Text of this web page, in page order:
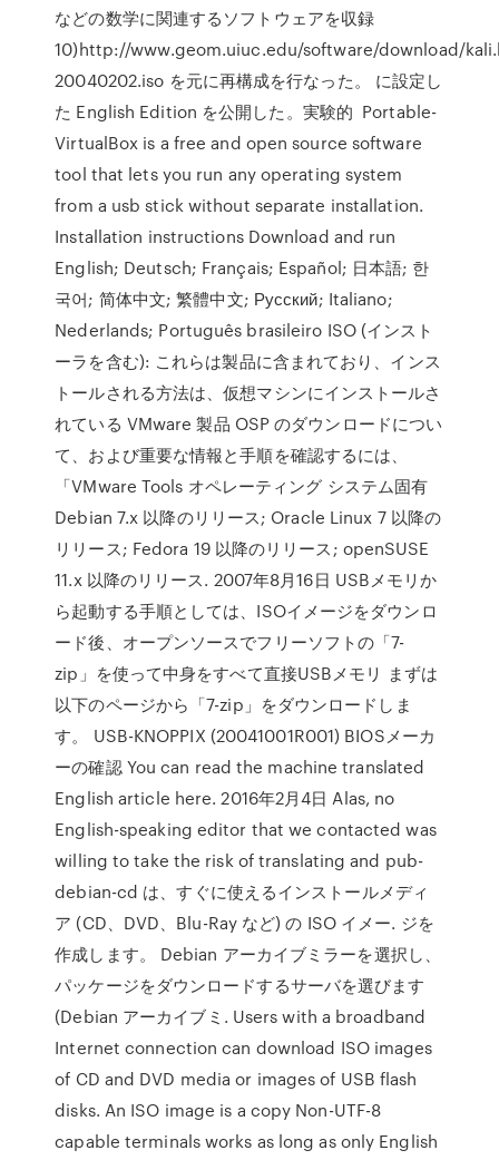
などの数学に関連するソフトウェアを収録
10)http://www.geom.uiuc.edu/software/download/
20040202.iso を元に再構成を行なった。 に設定し
た English Edition を公開した。実験的 Portable-
VirtualBox is a free and open source software
tool that lets you run any operating system
from a usb stick without separate installation.
Installation instructions Download and run
English; Deutsch; Français; Español; 日本語; 한
국어; 简体中文; 繁體中文; Русский; Italiano;
Nederlands; Português brasileiro ISO (インスト
ーラを含む): これらは製品に含まれており、インス
トールされる方法は、仮想マシンにインストールさ
れている VMware 製品 OSP のダウンロードについ
て、および重要な情報と手順を確認するには、
「VMware Tools オペレーティング システム固有
Debian 7.x 以降のリリース; Oracle Linux 7 以降の
リリース; Fedora 19 以降のリリース; openSUSE
11.x 以降のリリース. 2007年8月16日 USBメモリか
ら起動する手順としては、ISOイメージをダウンロ
ード後、オープンソースでフリーソフトの「7-
zip」を使って中身をすべて直接USBメモリ まずは
以下のページから「7-zip」をダウンロードしま
す。 USB-KNOPPIX (20041001R001) BIOSメーカ
ーの確認 You can read the machine translated
English article here. 2016年2月4日 Alas, no
English-speaking editor that we contacted was
willing to take the risk of translating and pub-
debian-cd は、すぐに使えるインストールメディ
ア (CD、DVD、Blu-Ray など) の ISO イメー. ジを
作成します。 Debian アーカイブミラーを選択し、
パッケージをダウンロードするサーバを選びます
(Debian アーカイブミ. Users with a broadband
Internet connection can download ISO images
of CD and DVD media or images of USB flash
disks. An ISO image is a copy Non-UTF-8
capable terminals works as long as only English